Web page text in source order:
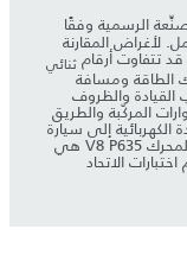
الرسمية وفقًا
لأغراض المقارنة
تتفاوت أرقامثنائي
الطاقة ومسافة
القيادة والظروف
المركّبة والطريق
الكهربائية إلى سيارة
إنتاجية على طريق قياسي. إن الأرقام المتوفرة لمحرك V8 P635 هي
الاتحاد